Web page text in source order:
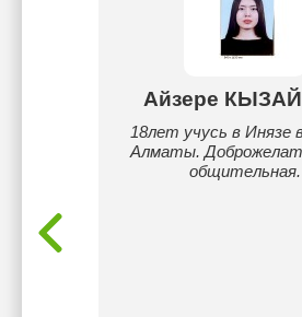
Айзере
18лет учусь в Инязе
Алматы.
общительная.